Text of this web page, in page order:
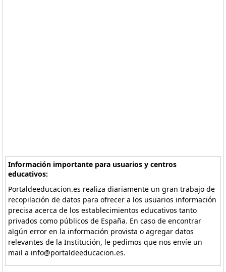
Información importante para usuarios y centros
educativos:
Portaldeeducacion.es realiza diariamente un gran trabajo de
recopilación de datos para ofrecer a los usuarios información
precisa acerca de los establecimientos educativos tanto
privados como públicos de España. En caso de encontrar
algún error en la información provista o agregar datos
relevantes de la Institución, le pedimos que nos envíe un
mail a info@portaldeeducacion.es.